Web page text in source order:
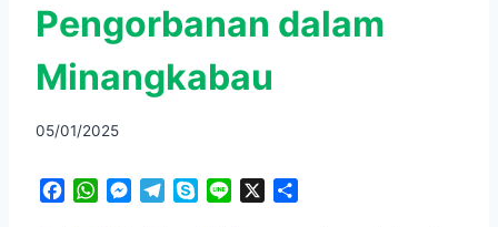
Pengorbanan dalam
Minangkabau
05/01/2025
W
M